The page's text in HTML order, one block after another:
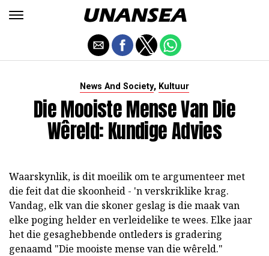
News And Society, Kultuur
Die Mooiste Mense Van Die
Wêreld: Kundige Advies
Waarskynlik, is dit moeilik om te argumenteer met
die feit dat die skoonheid - 'n verskriklike krag.
Vandag, elk van die skoner geslag is die maak van
elke poging helder en verleidelike te wees. Elke jaar
het die gesaghebbende ontleders is gradering
genaamd "Die mooiste mense van die wêreld."